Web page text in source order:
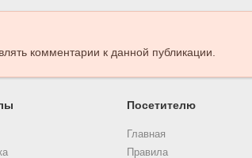
комментарии к данной публикации.
Посетителю
Главная
Правила